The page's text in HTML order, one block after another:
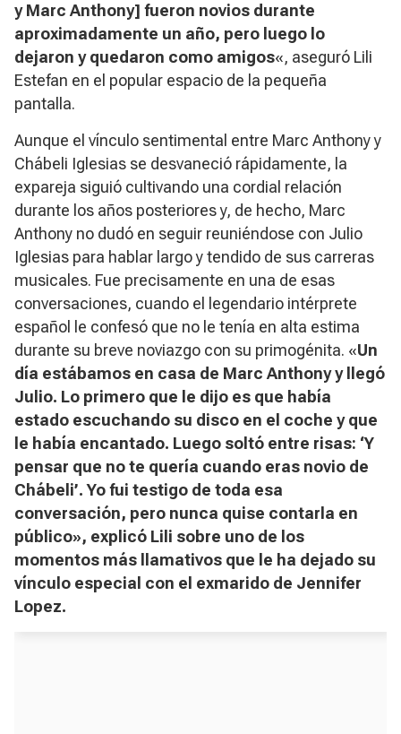
y Marc Anthony] fueron novios durante
aproximadamente un año, pero luego lo
dejaron y quedaron como amigos«, aseguró Lili
Estefan en el popular espacio de la pequeña
pantalla.
Aunque el vínculo sentimental entre Marc Anthony y
Chábeli Iglesias se desvaneció rápidamente, la
expareja siguió cultivando una cordial relación
durante los años posteriores y, de hecho, Marc
Anthony no dudó en seguir reuniéndose con Julio
Iglesias para hablar largo y tendido de sus carreras
musicales. Fue precisamente en una de esas
conversaciones, cuando el legendario intérprete
español le confesó que no le tenía en alta estima
durante su breve noviazgo con su primogénita. «Un
día estábamos en casa de Marc Anthony y llegó
Julio. Lo primero que le dijo es que había
estado escuchando su disco en el coche y que
le había encantado. Luego soltó entre risas: ‘Y
pensar que no te quería cuando eras novio de
Chábeli’. Yo fui testigo de toda esa
conversación, pero nunca quise contarla en
público», explicó Lili sobre uno de los
momentos más llamativos que le ha dejado su
vínculo especial con el exmarido de Jennifer
Lopez.